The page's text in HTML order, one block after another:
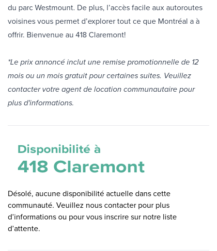
du parc Westmount. De plus, l’accès facile aux autoroutes
voisines vous permet d’explorer tout ce que Montréal a à
offrir. Bienvenue au 418 Claremont!
*Le prix annoncé inclut une remise promotionnelle de 12
mois ou un mois gratuit pour certaines suites. Veuillez
contacter votre agent de location communautaire pour
plus d'informations.
Disponibilité à
418 Claremont
Désolé, aucune disponibilité actuelle dans cette
communauté. Veuillez nous contacter pour plus
d’informations ou pour vous inscrire sur notre liste
d’attente.